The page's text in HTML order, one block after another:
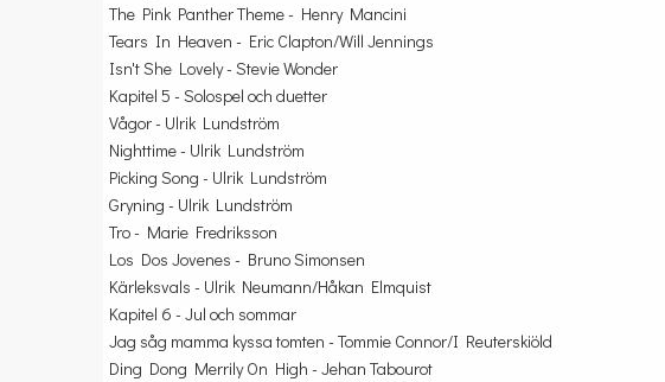
The Pink Panther Theme - Henry Mancini
Tears In Heaven - Eric Clapton/Will Jennings
Isn't She Lovely - Stevie Wonder
Kapitel 5 - Solospel och duetter
Vågor - Ulrik Lundström
Nighttime - Ulrik Lundström
Picking Song - Ulrik Lundström
Gryning - Ulrik Lundström
Tro - Marie Fredriksson
Los Dos Jovenes - Bruno Simonsen
Kärleksvals - Ulrik Neumann/Håkan Elmquist
Kapitel 6 - Jul och sommar
Jag såg mamma kyssa tomten - Tommie Connor/I Reuterskiöld
Ding Dong Merrily On High - Jehan Tabourot